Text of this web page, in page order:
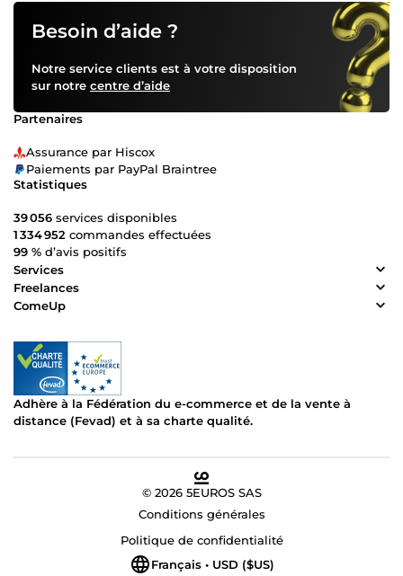
Besoin d’aide ?
Notre service clients est à votre disposition
sur notre centre d’aide
Partenaires
Assurance par Hiscox
Paiements par PayPal Braintree
Statistiques
39 056 services disponibles
1 334 952 commandes effectuées
99 % d’avis positifs
Services
Freelances
ComeUp
Adhère à la Fédération du e-commerce et de la vente à
distance (Fevad) et à sa charte qualité.
© 2026 5EUROS SAS
Conditions générales
Politique de confidentialité
Français • USD ($US)